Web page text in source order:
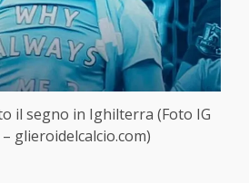
il segno in Ighilterra (Foto IG
glieroidelcalcio.com)